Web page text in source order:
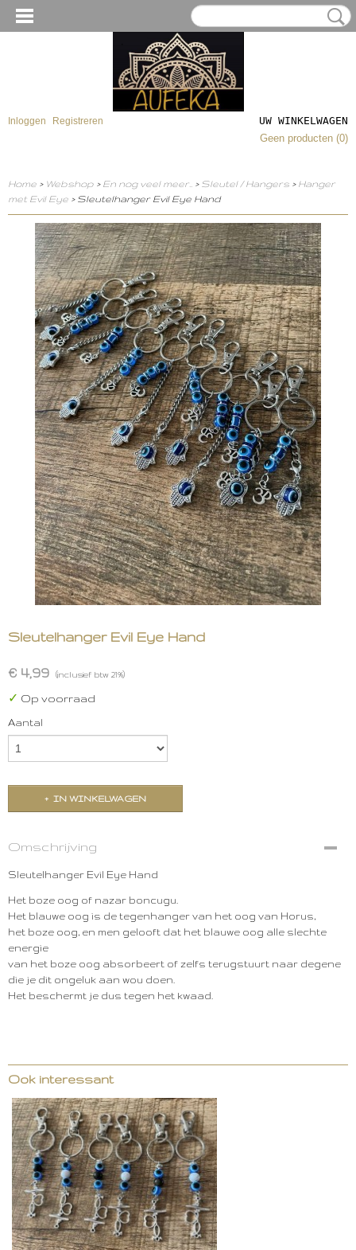
Inloggen Registreren
UW WINKELWAGEN
Geen producten (0)
Home > Webshop > En nog veel meer.. > Sleutel / Hangers > Hanger
met Evil Eye > Sleutelhanger Evil Eye Hand
Sleutelhanger Evil Eye Hand
€ 4,99 (inclusief btw 21%)
✓ Op voorraad
Aantal
IN WINKELWAGEN
Omschrijving
Sleutelhanger Evil Eye Hand
Het boze oog of nazar boncugu.
Het blauwe oog is de tegenhanger van het oog van Horus,
het boze oog, en men gelooft dat het blauwe oog alle slechte
energie
van het boze oog absorbeert of zelfs terugstuurt naar degene
die je dit ongeluk aan wou doen.
Het beschermt je dus tegen het kwaad.
Ook interessant